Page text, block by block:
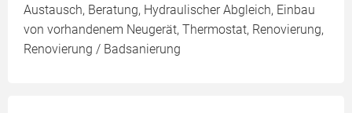
Austausch, Beratung, Hydraulischer Abgleich, Einbau
von vorhandenem Neugerät, Thermostat, Renovierung,
Renovierung / Badsanierung